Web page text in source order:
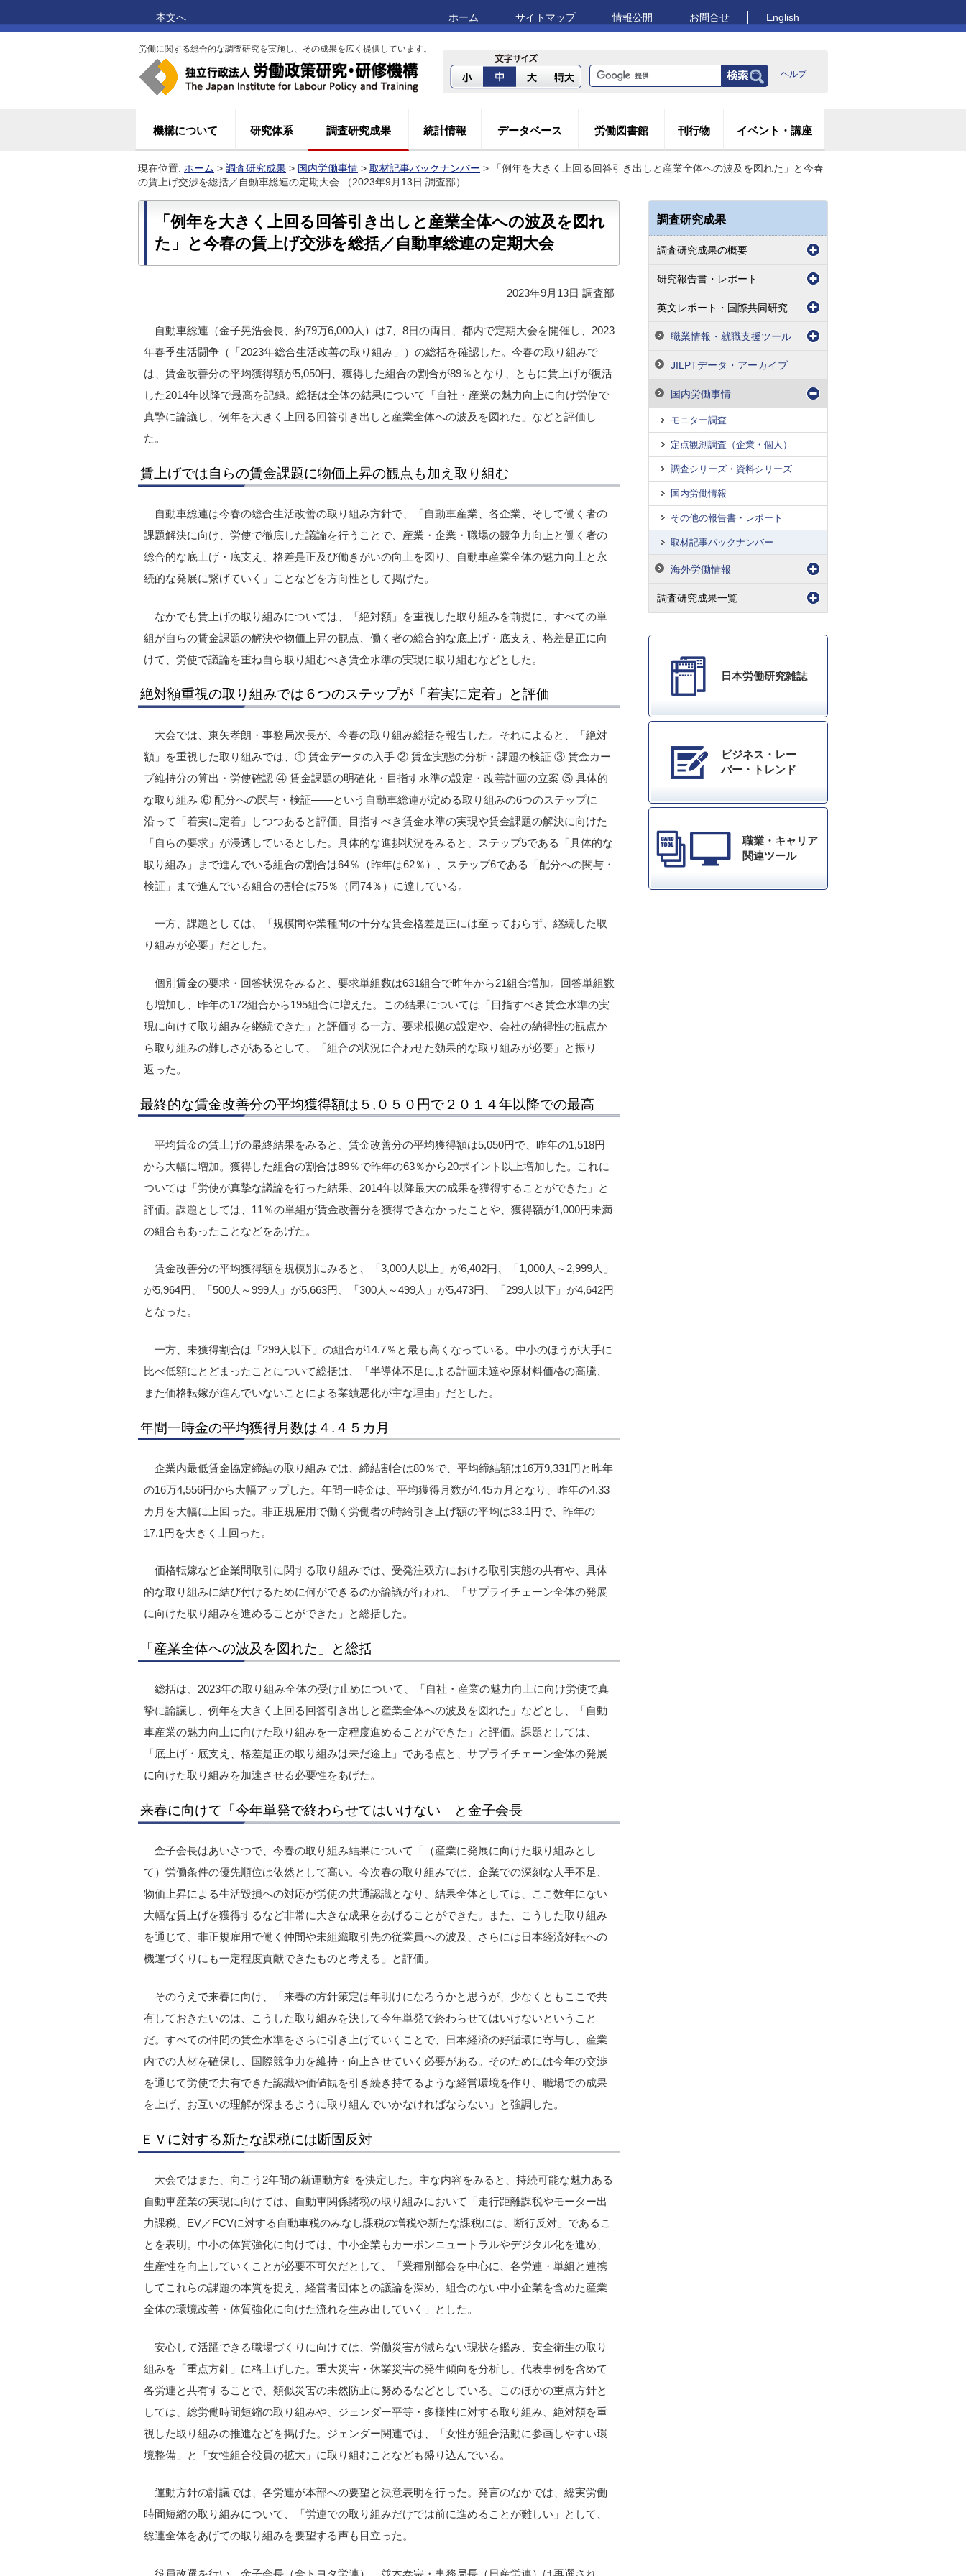
本文へ ホーム サイトマップ 情報公開 お問合せ English
労働に関する総合的な調査研究を実施し、その成果を広く提供しています。
ヘルプ
機構について 研究体系 調査研究成果 統計情報 データベース 労働図書館 刊行物 イベント・講座
現在位置: ホーム > 調査研究成果 > 国内労働事情 > 取材記事バックナンバー > 「例年を大きく上回る回答引き出しと産業全体への波及を図れた」と今春
の賃上げ交渉を総括／自動車総連の定期大会 （2023年9月13日 調査部）
「例年を大きく上回る回答引き出しと産業全体への波及を図れ
た」と今春の賃上げ交渉を総括／自動車総連の定期大会
2023年9月13日 調査部
自動車総連（金子晃浩会長、約79万6,000人）は7、8日の両日、都内で定期大会を開催し、2023
年春季生活闘争（「2023年総合生活改善の取り組み」）の総括を確認した。今春の取り組みで
は、賃金改善分の平均獲得額が5,050円、獲得した組合の割合が89％となり、ともに賃上げが復活
した2014年以降で最高を記録。総括は全体の結果について「自社・産業の魅力向上に向け労使で
真摯に論議し、例年を大きく上回る回答引き出しと産業全体への波及を図れた」などと評価し
た。
賃上げでは自らの賃金課題に物価上昇の観点も加え取り組む
自動車総連は今春の総合生活改善の取り組み方針で、「自動車産業、各企業、そして働く者の
課題解決に向け、労使で徹底した議論を行うことで、産業・企業・職場の競争力向上と働く者の
総合的な底上げ・底支え、格差是正及び働きがいの向上を図り、自動車産業全体の魅力向上と永
続的な発展に繋げていく」ことなどを方向性として掲げた。
なかでも賃上げの取り組みについては、「絶対額」を重視した取り組みを前提に、すべての単
組が自らの賃金課題の解決や物価上昇の観点、働く者の総合的な底上げ・底支え、格差是正に向
けて、労使で議論を重ね自ら取り組むべき賃金水準の実現に取り組むなどとした。
絶対額重視の取り組みでは６つのステップが「着実に定着」と評価
大会では、東矢孝朗・事務局次長が、今春の取り組み総括を報告した。それによると、「絶対
額」を重視した取り組みでは、① 賃金データの入手 ② 賃金実態の分析・課題の検証 ③ 賃金カー
ブ維持分の算出・労使確認 ④ 賃金課題の明確化・目指す水準の設定・改善計画の立案 ⑤ 具体的
な取り組み ⑥ 配分への関与・検証――という自動車総連が定める取り組みの6つのステップに
沿って「着実に定着」しつつあると評価。目指すべき賃金水準の実現や賃金課題の解決に向けた
「自らの要求」が浸透しているとした。具体的な進捗状況をみると、ステップ5である「具体的な
取り組み」まで進んでいる組合の割合は64％（昨年は62％）、ステップ6である「配分への関与・
検証」まで進んでいる組合の割合は75％（同74％）に達している。
一方、課題としては、「規模間や業種間の十分な賃金格差是正には至っておらず、継続した取
り組みが必要」だとした。
個別賃金の要求・回答状況をみると、要求単組数は631組合で昨年から21組合増加。回答単組数
も増加し、昨年の172組合から195組合に増えた。この結果については「目指すべき賃金水準の実
現に向けて取り組みを継続できた」と評価する一方、要求根拠の設定や、会社の納得性の観点か
ら取り組みの難しさがあるとして、「組合の状況に合わせた効果的な取り組みが必要」と振り
返った。
最終的な賃金改善分の平均獲得額は５,０５０円で２０１４年以降での最高
平均賃金の賃上げの最終結果をみると、賃金改善分の平均獲得額は5,050円で、昨年の1,518円
から大幅に増加。獲得した組合の割合は89％で昨年の63％から20ポイント以上増加した。これに
ついては「労使が真摯な議論を行った結果、2014年以降最大の成果を獲得することができた」と
評価。課題としては、11％の単組が賃金改善分を獲得できなかったことや、獲得額が1,000円未満
の組合もあったことなどをあげた。
賃金改善分の平均獲得額を規模別にみると、「3,000人以上」が6,402円、「1,000人～2,999人」
が5,964円、「500人～999人」が5,663円、「300人～499人」が5,473円、「299人以下」が4,642円
となった。
一方、未獲得割合は「299人以下」の組合が14.7％と最も高くなっている。中小のほうが大手に
比べ低額にとどまったことについて総括は、「半導体不足による計画未達や原材料価格の高騰、
また価格転嫁が進んでいないことによる業績悪化が主な理由」だとした。
年間一時金の平均獲得月数は４.４５カ月
企業内最低賃金協定締結の取り組みでは、締結割合は80％で、平均締結額は16万9,331円と昨年
の16万4,556円から大幅アップした。年間一時金は、平均獲得月数が4.45カ月となり、昨年の4.33
カ月を大幅に上回った。非正規雇用で働く労働者の時給引き上げ額の平均は33.1円で、昨年の
17.1円を大きく上回った。
価格転嫁など企業間取引に関する取り組みでは、受発注双方における取引実態の共有や、具体
的な取り組みに結び付けるために何ができるのか論議が行われ、「サプライチェーン全体の発展
に向けた取り組みを進めることができた」と総括した。
「産業全体への波及を図れた」と総括
総括は、2023年の取り組み全体の受け止めについて、「自社・産業の魅力向上に向け労使で真
摯に論議し、例年を大きく上回る回答引き出しと産業全体への波及を図れた」などとし、「自動
車産業の魅力向上に向けた取り組みを一定程度進めることができた」と評価。課題としては、
「底上げ・底支え、格差是正の取り組みは未だ途上」である点と、サプライチェーン全体の発展
に向けた取り組みを加速させる必要性をあげた。
来春に向けて「今年単発で終わらせてはいけない」と金子会長
金子会長はあいさつで、今春の取り組み結果について「（産業に発展に向けた取り組みとし
て）労働条件の優先順位は依然として高い。今次春の取り組みでは、企業での深刻な人手不足、
物価上昇による生活毀損への対応が労使の共通認識となり、結果全体としては、ここ数年にない
大幅な賃上げを獲得するなど非常に大きな成果をあげることができた。また、こうした取り組み
を通じて、非正規雇用で働く仲間や未組織取引先の従業員への波及、さらには日本経済好転への
機運づくりにも一定程度貢献できたものと考える」と評価。
そのうえで来春に向け、「来春の方針策定は年明けになろうかと思うが、少なくともここで共
有しておきたいのは、こうした取り組みを決して今年単発で終わらせてはいけないということ
だ。すべての仲間の賃金水準をさらに引き上げていくことで、日本経済の好循環に寄与し、産業
内での人材を確保し、国際競争力を維持・向上させていく必要がある。そのためには今年の交渉
を通じて労使で共有できた認識や価値観を引き続き持てるような経営環境を作り、職場での成果
を上げ、お互いの理解が深まるように取り組んでいかなければならない」と強調した。
ＥＶに対する新たな課税には断固反対
大会ではまた、向こう2年間の新運動方針を決定した。主な内容をみると、持続可能な魅力ある
自動車産業の実現に向けては、自動車関係諸税の取り組みにおいて「走行距離課税やモーター出
力課税、EV／FCVに対する自動車税のみなし課税の増税や新たな課税には、断行反対」であるこ
とを表明。中小の体質強化に向けては、中小企業もカーボンニュートラルやデジタル化を進め、
生産性を向上していくことが必要不可欠だとして、「業種別部会を中心に、各労連・単組と連携
してこれらの課題の本質を捉え、経営者団体との議論を深め、組合のない中小企業を含めた産業
全体の環境改善・体質強化に向けた流れを生み出していく」とした。
安心して活躍できる職場づくりに向けては、労働災害が減らない現状を鑑み、安全衛生の取り
組みを「重点方針」に格上げした。重大災害・休業災害の発生傾向を分析し、代表事例を含めて
各労連と共有することで、類似災害の未然防止に努めるなどとしている。このほかの重点方針と
しては、総労働時間短縮の取り組みや、ジェンダー平等・多様性に対する取り組み、絶対額を重
視した取り組みの推進などを掲げた。ジェンダー関連では、「女性が組合活動に参画しやすい環
境整備」と「女性組合役員の拡大」に取り組むことなども盛り込んでいる。
運動方針の討議では、各労連が本部への要望と決意表明を行った。発言のなかでは、総実労働
時間短縮の取り組みについて、「労連での取り組みだけでは前に進めることが難しい」として、
総連全体をあげての取り組みを要望する声も目立った。
役員改選を行い、金子会長（全トヨタ労連）、並木泰宗・事務局長（日産労連）は再選され
調査研究成果
調査研究成果の概要
研究報告書・レポート
英文レポート・国際共同研究
職業情報・就職支援ツール
JILPTデータ・アーカイブ
国内労働事情
モニター調査
定点観測調査（企業・個人）
調査シリーズ・資料シリーズ
国内労働情報
その他の報告書・レポート
取材記事バックナンバー
海外労働情報
調査研究成果一覧
日本労働研究雑誌
ビジネス・レー
バー・トレンド
職業・キャリア
関連ツール